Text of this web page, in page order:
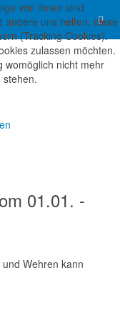
01.01. -
Wehren kann
von ihnen sind
andere uns helfen, diese
(Tracking Cookies).
zulassen möchten.
womöglich nicht mehr
stehen.